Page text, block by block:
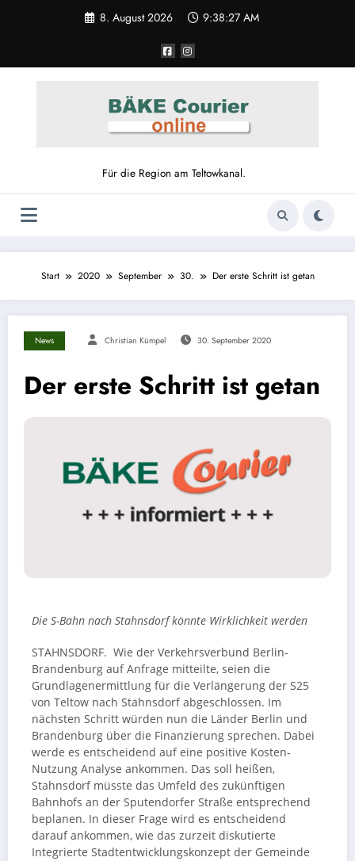
8. August 2026 9:38:28 AM
Für die Region am Teltowkanal.
Start 2020 September 30. Der erste Schritt ist getan
News Christian Kümpel 30. September 2020
Der erste Schritt ist getan
Die S-Bahn nach Stahnsdorf könnte Wirklichkeit werden
STAHNSDORF. Wie der Verkehrsverbund Berlin-
Brandenburg auf Anfrage mitteilte, seien die
Grundlagenermittlung für die Verlängerung der S25
von Teltow nach Stahnsdorf abgeschlossen. Im
nächsten Schritt würden nun die Länder Berlin und
Brandenburg über die Finanzierung sprechen. Dabei
werde es entscheidend auf eine positive Kosten-
Nutzung Analyse ankommen. Das soll heißen,
Stahnsdorf müsste das Umfeld des zukünftigen
Bahnhofs an der Sputendorfer Straße entsprechend
beplanen. In dieser Frage wird es entscheidend
darauf ankommen, wie das zurzeit diskutierte
Integrierte Stadtentwicklungskonzept der Gemeinde